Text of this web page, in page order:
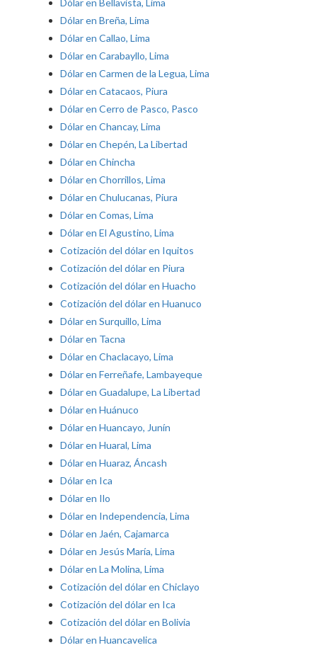
Dólar en Bellavista, Lima
Dólar en Breña, Lima
Dólar en Callao, Lima
Dólar en Carabayllo, Lima
Dólar en Carmen de la Legua, Lima
Dólar en Catacaos, Piura
Dólar en Cerro de Pasco, Pasco
Dólar en Chancay, Lima
Dólar en Chepén, La Libertad
Dólar en Chincha
Dólar en Chorrillos, Lima
Dólar en Chulucanas, Piura
Dólar en Comas, Lima
Dólar en El Agustino, Lima
Cotización del dólar en Iquitos
Cotización del dólar en Piura
Cotización del dólar en Huacho
Cotización del dólar en Huanuco
Dólar en Surquillo, Lima
Dólar en Tacna
Dólar en Chaclacayo, Lima
Dólar en Ferreñafe, Lambayeque
Dólar en Guadalupe, La Libertad
Dólar en Huánuco
Dólar en Huancayo, Junín
Dólar en Huaral, Lima
Dólar en Huaraz, Áncash
Dólar en Ica
Dólar en Ilo
Dólar en Independencia, Lima
Dólar en Jaén, Cajamarca
Dólar en Jesús María, Lima
Dólar en La Molina, Lima
Cotización del dólar en Chiclayo
Cotización del dólar en Ica
Cotización del dólar en Bolivia
Dólar en Huancavelica